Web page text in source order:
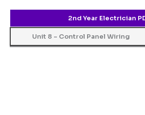
2nd Year Electrician
Unit 8 – Control Panel Wiring